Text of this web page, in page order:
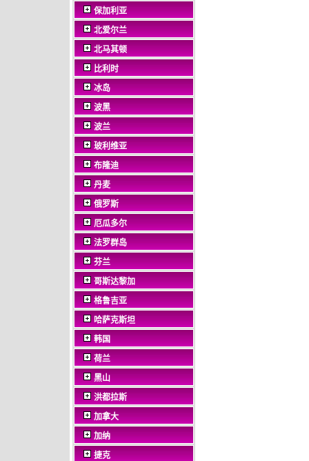
保加利亚
北爱尔兰
北马其顿
比利时
冰岛
波黑
波兰
玻利维亚
布隆迪
丹麦
俄罗斯
厄瓜多尔
法罗群岛
芬兰
哥斯达黎加
格鲁吉亚
哈萨克斯坦
韩国
荷兰
黑山
洪都拉斯
加拿大
加纳
捷克